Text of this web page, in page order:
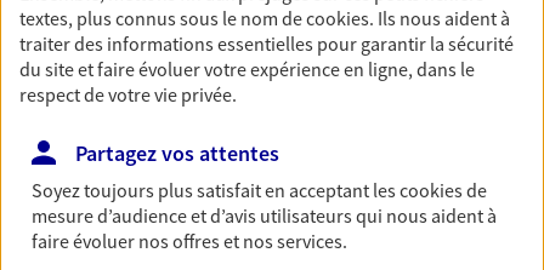
Retraite
Préparez sereinement ce nouveau chapitre de
votre vie avec les conseils d'un expert. Découvrez
spécialement conçue pour la retraite.
Santé
Couvrez vos dépenses de santé ainsi que celles de
textes, plus connus sous le nom decookies. Ils nous aident à
traiter des informations essentielles pour garantir la sécurité
du site et faire évoluer votre expérience en ligne, dans le
respect de votre vie privée.
Partagez vos attentes
Soyez toujours plus satisfait en acceptant lescookiesde
mesure d’audience et d’avis utilisateurs qui nous aident à
faire évoluer nos offres et nos services.